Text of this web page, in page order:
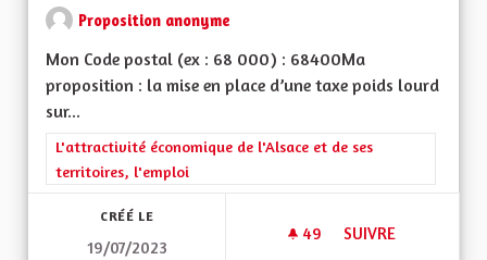
Proposition anonyme
Mon Code postal (ex : 68 000) : 68400Ma
proposition : la mise en place d’une taxe poids lourd
sur...
Filtrer les résultats de la catégorie : L'attractivité
L'attractivité économique de l'Alsace et de ses
territoires, l'emploi
CRÉÉ LE
19/07/2023
49 49 ABONNÉS
SUIVRE